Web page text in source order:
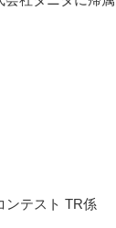
ンテスト TR係